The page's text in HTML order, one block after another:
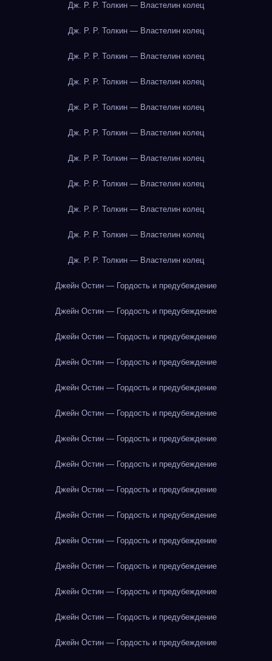
Дж. Р. Р. Толкин — Властелин колец
Дж. Р. Р. Толкин — Властелин колец
Дж. Р. Р. Толкин — Властелин колец
Дж. Р. Р. Толкин — Властелин колец
Дж. Р. Р. Толкин — Властелин колец
Дж. Р. Р. Толкин — Властелин колец
Дж. Р. Р. Толкин — Властелин колец
Дж. Р. Р. Толкин — Властелин колец
Дж. Р. Р. Толкин — Властелин колец
Дж. Р. Р. Толкин — Властелин колец
Дж. Р. Р. Толкин — Властелин колец
Джейн Остин — Гордость и предубеждение
Джейн Остин — Гордость и предубеждение
Джейн Остин — Гордость и предубеждение
Джейн Остин — Гордость и предубеждение
Джейн Остин — Гордость и предубеждение
Джейн Остин — Гордость и предубеждение
Джейн Остин — Гордость и предубеждение
Джейн Остин — Гордость и предубеждение
Джейн Остин — Гордость и предубеждение
Джейн Остин — Гордость и предубеждение
Джейн Остин — Гордость и предубеждение
Джейн Остин — Гордость и предубеждение
Джейн Остин — Гордость и предубеждение
Джейн Остин — Гордость и предубеждение
Джейн Остин — Гордость и предубеждение